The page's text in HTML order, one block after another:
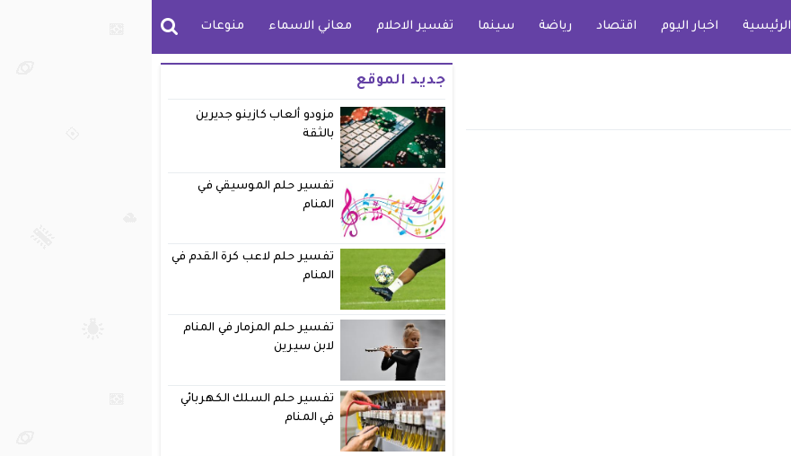
الرئيسية اخبار اليوم اقتصاد رياضة سينما تفسير الاحلام معاني الاسماء منوعات
جديد الموقع
مزودو ألعاب كازينو جديرين
بالثقة
تفسير حلم الموسيقي في
المنام
تفسير حلم لاعب كرة القدم في
المنام
تفسير حلم المزمار في المنام
لابن سيرين
تفسير حلم السلك الكهربائي
في المنام